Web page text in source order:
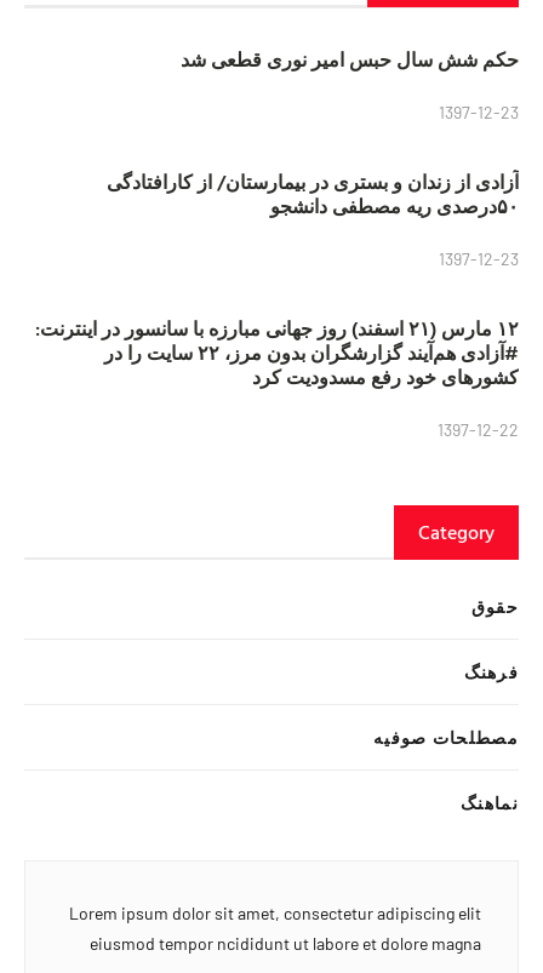
حکم شش سال حبس امیر نوری قطعی شد
1397-12-23
آزادی از زندان و بستری در بیمارستان/ از کارافتادگی
۵۰درصدی ریه مصطفی دانشجو
1397-12-23
۱۲ مارس (۲۱ اسفند) روز جهانی مبارزه با سانسور در اینترنت:
#آزادی هم‌آیند گزارشگران‌ بدون مرز، ۲۲ سایت را در
کشورهای خود رفع مسدودیت کرد
1397-12-22
Category
حقوق
فرهنگ
مصطلحات صوفیه
نماهنگ
Lorem ipsum dolor sit amet, consectetur adipiscing elit
eiusmod tempor ncididunt ut labore et dolore magna